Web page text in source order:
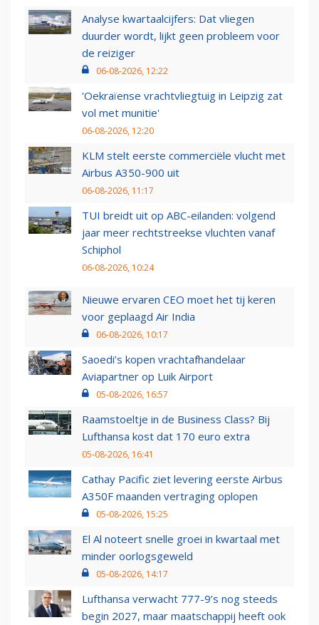
Analyse kwartaalcijfers: Dat vliegen
duurder wordt, lijkt geen probleem voor
de reiziger
06-08-2026, 12:22
'Oekraïense vrachtvliegtuig in Leipzig zat
vol met munitie'
06-08-2026, 12:20
KLM stelt eerste commerciële vlucht met
Airbus A350-900 uit
06-08-2026, 11:17
TUI breidt uit op ABC-eilanden: volgend
jaar meer rechtstreekse vluchten vanaf
Schiphol
06-08-2026, 10:24
Nieuwe ervaren CEO moet het tij keren
voor geplaagd Air India
06-08-2026, 10:17
Saoedi’s kopen vrachtafhandelaar
Aviapartner op Luik Airport
05-08-2026, 16:57
Raamstoeltje in de Business Class? Bij
Lufthansa kost dat 170 euro extra
05-08-2026, 16:41
Cathay Pacific ziet levering eerste Airbus
A350F maanden vertraging oplopen
05-08-2026, 15:25
El Al noteert snelle groei in kwartaal met
minder oorlogsgeweld
05-08-2026, 14:17
Lufthansa verwacht 777-9’s nog steeds
begin 2027, maar maatschappij heeft ook